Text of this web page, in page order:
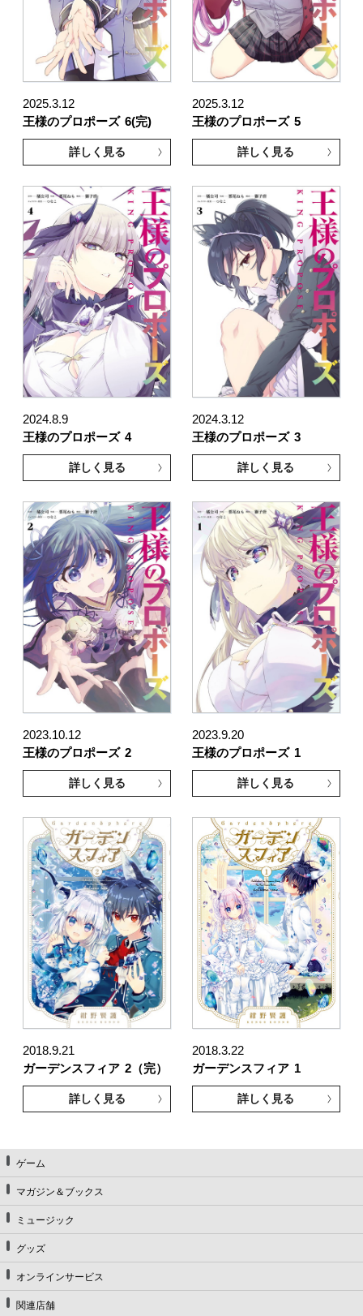
2025.3.12
王様のプロポーズ 6(完)
詳しく見る
2025.3.12
王様のプロポーズ 5
詳しく見る
2024.8.9
王様のプロポーズ 4
詳しく見る
2024.3.12
王様のプロポーズ 3
詳しく見る
2023.10.12
王様のプロポーズ 2
詳しく見る
2023.9.20
王様のプロポーズ 1
詳しく見る
2018.9.21
ガーデンスフィア 2（完）
詳しく見る
2018.3.22
ガーデンスフィア 1
詳しく見る
ゲーム
マガジン＆ブックス
ミュージック
グッズ
オンラインサービス
関連店舗